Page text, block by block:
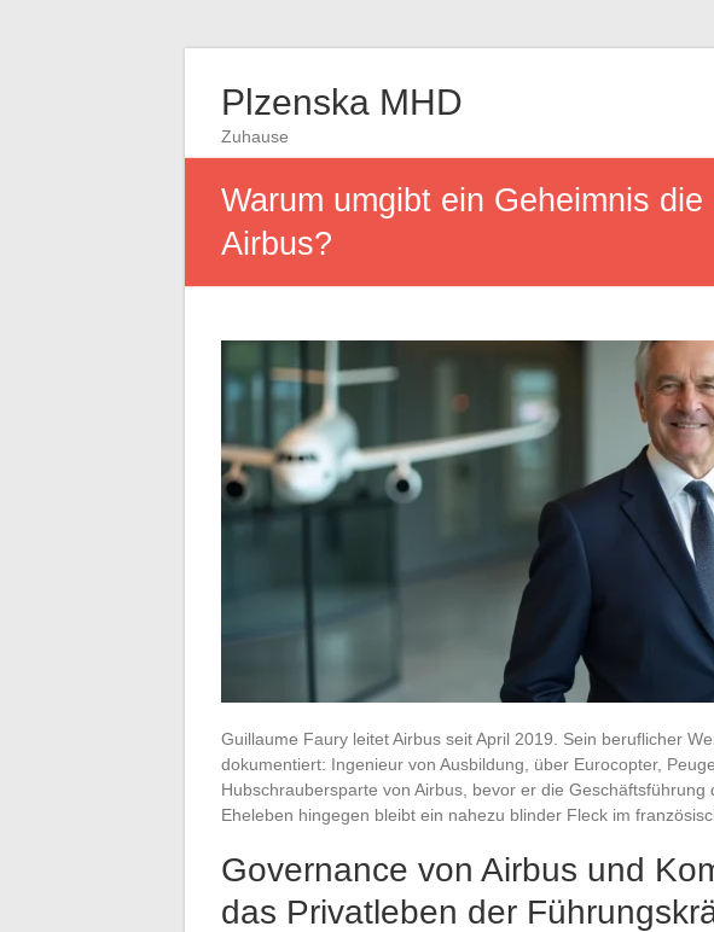
Plzenska MHD
Zuhause
Warum umgibt ein Geheimnis
Airbus?
Guillaume Faury leitet Airbus seit April 2019. Sein beruflicher
dokumentiert: Ingenieur von Ausbildung, über Eurocopter,
Hubschraubersparte von Airbus, bevor er die Geschäftsführung
Eheleben hingegen bleibt ein nahezu blinder Fleck im
Governance von Airbus und
das Privatleben der